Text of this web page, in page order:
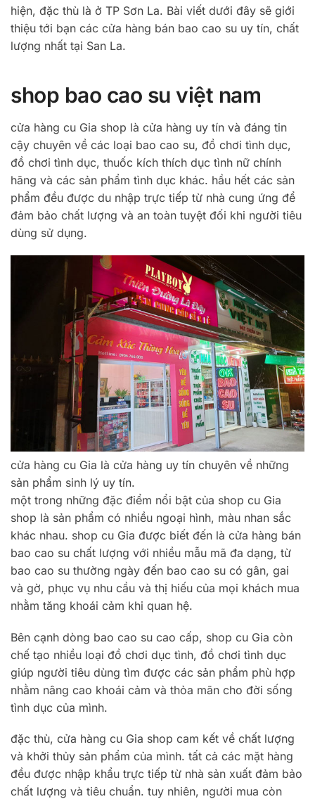
hiện, đặc thù là ở TP Sơn La. Bài viết dưới đây sẽ giới
thiệu tới bạn các cửa hàng bán bao cao su uy tín, chất
lượng nhất tại San La.
shop bao cao su việt nam
cửa hàng cu Gia shop là cửa hàng uy tín và đáng tin
cậy chuyên về các loại bao cao su, đồ chơi tình dục,
đồ chơi tình dục, thuốc kích thích dục tình nữ chính
hãng và các sản phẩm tình dục khác. hầu hết các sản
phẩm đều được du nhập trực tiếp từ nhà cung ứng để
đảm bảo chất lượng và an toàn tuyệt đối khi người tiêu
dùng sử dụng.
cửa hàng cu Gia là cửa hàng uy tín chuyên về những
sản phẩm sinh lý uy tín.
một trong những đặc điểm nổi bật của shop cu Gia
shop là sản phẩm có nhiều ngoại hình, màu nhan sắc
khác nhau. shop cu Gia được biết đến là cửa hàng bán
bao cao su chất lượng với nhiều mẫu mã đa dạng, từ
bao cao su thường ngày đến bao cao su có gân, gai
và gờ, phục vụ nhu cầu và thị hiếu của mọi khách mua
nhằm tăng khoái cảm khi quan hệ.
Bên cạnh dòng bao cao su cao cấp, shop cu Gia còn
chế tạo nhiều loại đồ chơi dục tình, đồ chơi tình dục
giúp người tiêu dùng tìm được các sản phẩm phù hợp
nhằm nâng cao khoái cảm và thỏa mãn cho đời sống
tình dục của mình.
đặc thù, cửa hàng cu Gia shop cam kết về chất lượng
và khởi thủy sản phẩm của mình. tất cả các mặt hàng
đều được nhập khẩu trực tiếp từ nhà sản xuất đảm bảo
chất lượng và tiêu chuẩn. tuy nhiên, người mua còn